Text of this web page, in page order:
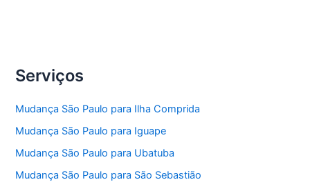
Serviços
Mudança São Paulo para Ilha Comprida
Mudança São Paulo para Iguape
Mudança São Paulo para Ubatuba
Mudança São Paulo para São Sebastião